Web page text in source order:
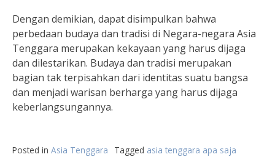
Dengan demikian, dapat disimpulkan bahwa
perbedaan budaya dan tradisi di Negara-negara Asia
Tenggara merupakan kekayaan yang harus dijaga
dan dilestarikan. Budaya dan tradisi merupakan
bagian tak terpisahkan dari identitas suatu bangsa
dan menjadi warisan berharga yang harus dijaga
keberlangsungannya.
Posted in Asia Tenggara Tagged asia tenggara apa saja